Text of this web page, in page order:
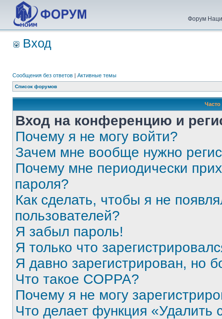
Форум
Вход
Сообщения без ответов | Активные темы
Список форумов
Вход на конференцию и
Почему я не могу войти?
Зачем мне вообще нужно
Почему мне периодически
пароля?
Как сделать, чтобы я не
пользователей?
Я забыл пароль!
Я только что
Я давно зарегистрирован, но
Что такое COPPA?
Почему я не могу
Что делает функция «Удалить